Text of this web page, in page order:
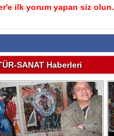
ilk yorum yapan siz olun.
SANAT Haberleri